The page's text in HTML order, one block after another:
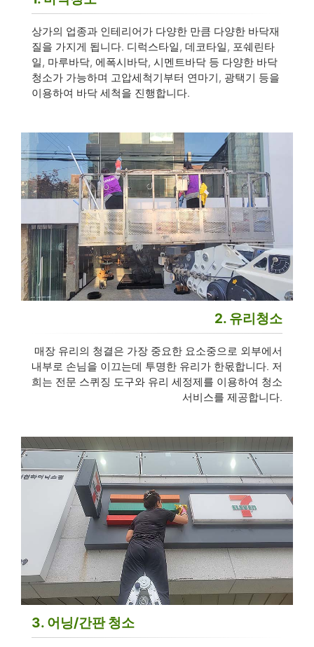
상가의 업종과 인테리어가 다양한 만큼 다양한 바닥재
질을 가지게 됩니다. 디럭스타일, 데코타일, 포쉐린타
일, 마루바닥, 에폭시바닥, 시멘트바닥 등 다양한 바닥
청소가 가능하며 고압세척기부터 연마기, 광택기 등을
이용하여 바닥 세척을 진행합니다.
2. 유리청소
매장 유리의 청결은 가장 중요한 요소중으로 외부에서
내부로 손님을 이끄는데 투명한 유리가 한몫합니다. 저
희는 전문 스퀴징 도구와 유리 세정제를 이용하여 청소
서비스를 제공합니다.
3. 어닝/간판 청소